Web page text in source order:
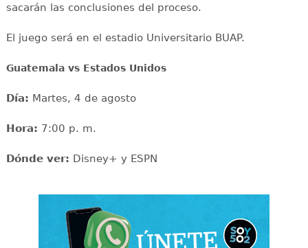
sacarán las conclusiones del proceso.
El juego será en el estadio Universitario BUAP.
Guatemala vs Estados Unidos
Día: Martes, 4 de agosto
Hora: 7:00 p. m.
Dónde ver: Disney+ y ESPN